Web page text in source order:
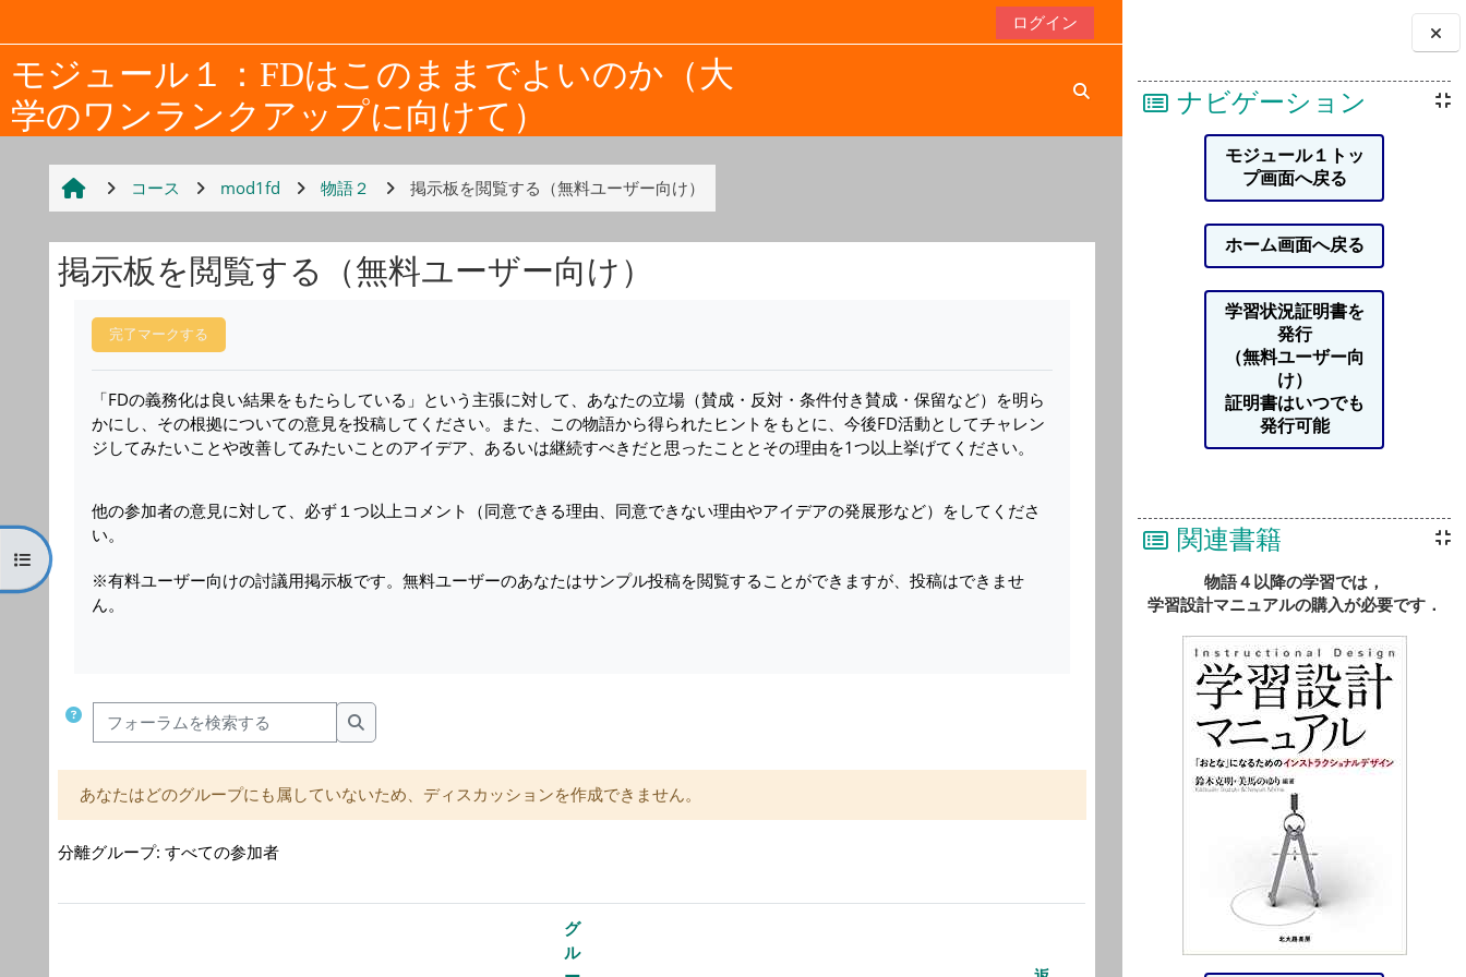
ブロック
ナビゲーション
モジュール１トッ
プ画面へ戻る
ホーム画面へ戻る
学習状況証明書を
発行
（無料ユーザー向
け）
証明書はいつでも
発行可能
関連書籍
物語４以降の学習では，
学習設計マニュアルの購入が必要です．
ログイン
モジュール１：FDはこのままでよいのか（大
学のワンランクアップに向けて）
検索入力に切り替える
コースインデックスを開く
コース mod1fd 物語２ 掲示板を閲覧する（無料ユーザー向け）
掲示板を閲覧する（無料ユーザー向け）
完了マークする
「FDの義務化は良い結果をもたらしている」という主張に対して、あなたの立場（賛成・反対・条件付き賛成・保留など）を明ら
かにし、その根拠についての意見を投稿してください。また、この物語から得られたヒントをもとに、今後FD活動としてチャレン
ジしてみたいことや改善してみたいことのアイデア、あるいは継続すべきだと思ったこととその理由を1つ以上挙げてください。
他の参加者の意見に対して、必ず１つ以上コメント（同意できる理由、同意できない理由やアイデアの発展形など）をしてくださ
い。
※有料ユーザー向けの討議用掲示板です。無料ユーザーのあなたはサンプル投稿を閲覧することができますが、投稿はできませ
ん。
フォーラムを検索する
フォーラムを検索する
あなたはどのグループにも属していないため、ディスカッションを作成できません。
分離グループ: すべての参加者
グ
ル